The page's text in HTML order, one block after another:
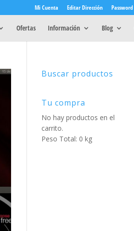
Mi Cuenta Editar Dirección Password
Ofertas Información Blog
Buscar productos
Tu compra
No hay productos en el
carrito.
Peso Total: 0 kg